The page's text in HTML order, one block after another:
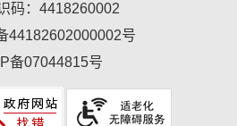
码：4418260002
44182602000002号
备07044815号